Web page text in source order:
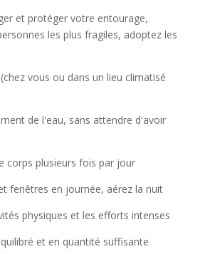
et protéger votre entourage,
les plus fragiles, adoptez les
vous ou dans un lieu climatisé
de l'eau, sans attendre d'avoir
corps plusieurs fois par jour
fenêtres en journée, aérez la nuit
physiques et les efforts intenses
et en quantité suffisante